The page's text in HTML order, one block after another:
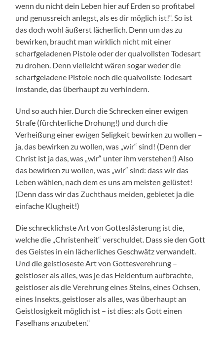
wenn du nicht dein Leben hier auf Erden so profitabel
und genussreich anlegst, als es dir möglich ist!“. So ist
das doch wohl äußerst lächerlich. Denn um das zu
bewirken, braucht man wirklich nicht mit einer
scharfgeladenen Pistole oder der qualvollsten Todesart
zu drohen. Denn vielleicht wären sogar weder die
scharfgeladene Pistole noch die qualvollste Todesart
imstande, das überhaupt zu verhindern.
Und so auch hier. Durch die Schrecken einer ewigen
Strafe (fürchterliche Drohung!) und durch die
Verheißung einer ewigen Seligkeit bewirken zu wollen –
ja, das bewirken zu wollen, was „wir“ sind! (Denn der
Christ ist ja das, was „wir“ unter ihm verstehen!) Also
das bewirken zu wollen, was „wir“ sind: dass wir das
Leben wählen, nach dem es uns am meisten gelüstet!
(Denn dass wir das Zuchthaus meiden, gebietet ja die
einfache Klugheit!)
Die schrecklichste Art von Gotteslästerung ist die,
welche die „Christenheit“ verschuldet. Dass sie den Gott
des Geistes in ein lächerliches Geschwätz verwandelt.
Und die geistloseste Art von Gottesverehrung –
geistloser als alles, was je das Heidentum aufbrachte,
geistloser als die Verehrung eines Steins, eines Ochsen,
eines Insekts, geistloser als alles, was überhaupt an
Geistlosigkeit möglich ist – ist dies: als Gott einen
Faselhans anzubeten.“